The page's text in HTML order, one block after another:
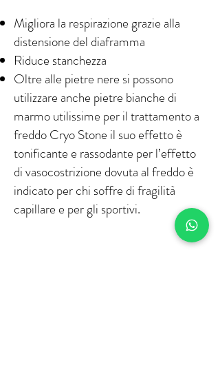
Migliora la respirazione grazie alla
distensione del diaframma
Riduce stanchezza
Oltre alle pietre nere si possono
utilizzare anche pietre bianche di
marmo utilissime per il trattamento a
freddo Cryo Stone il suo effetto è
tonificante e rassodante per l’effetto
di vasocostrizione dovuta al freddo è
indicato per chi soffre di fragilità
capillare e per gli sportivi.